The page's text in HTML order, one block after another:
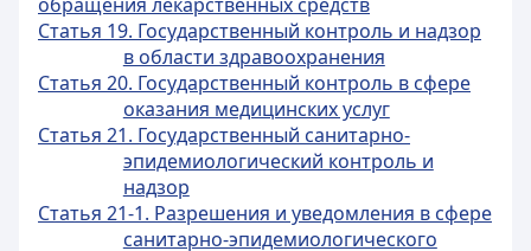
Статья 19. Государственный контроль и надзор
в области здравоохранения
Статья 20. Государственный контроль в сфере
оказания медицинских услуг
Статья 21. Государственный санитарно-
эпидемиологический контроль и
надзор
Статья 21-1. Разрешения и уведомления в сфере
санитарно-эпидемиологического